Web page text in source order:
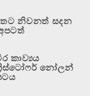
නිවනත් සදන
කාව්‍යය
නෝලන්